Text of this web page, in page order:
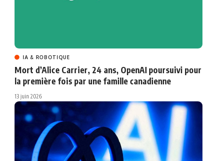
IA & ROBOTIQUE
Mort d’Alice Carrier, 24 ans, OpenAI poursuivi pour
la première fois par une famille canadienne
13 juin 2026